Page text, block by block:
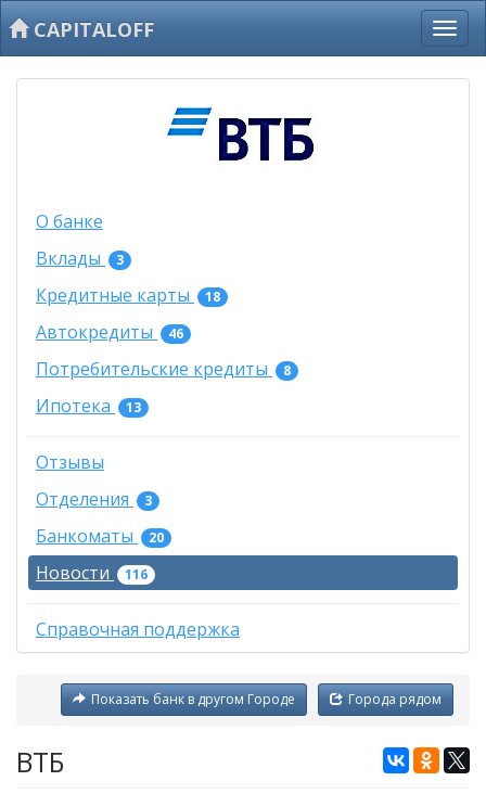
CAPITALOFF
О банке
Вклады
3
Кредитные карты 18
Автокредиты 46
Потребительские кредиты 8
Ипотека 13
Отзывы
Отделения
3
Банкоматы 20
Новости 116
Справочная поддержка
Города рядом
Показать банк в другом Городе
ВТБ